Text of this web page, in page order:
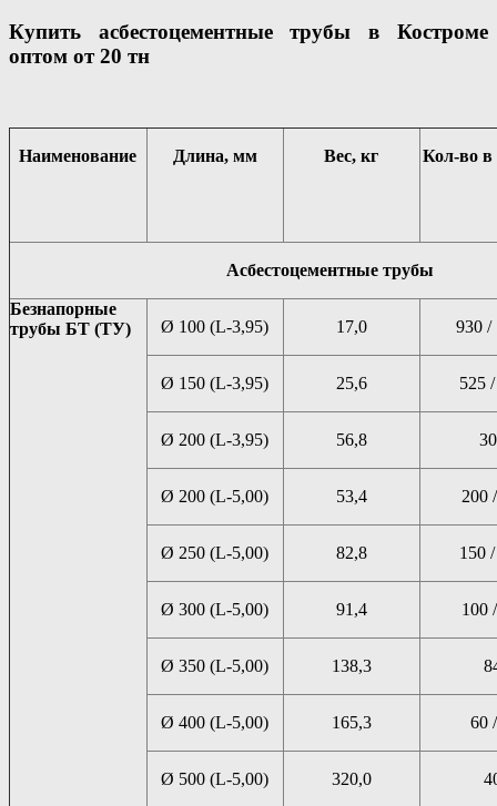
Купить асбестоцементные трубы в Костроме
оптом от 20 тн
Наименование Длина, мм Вес, кг Кол-во
Асбестоцементные трубы
Безнапорные
трубы БТ (ТУ)
Ø 100 (L-3,95) 17,0 930 /
Ø 150 (L-3,95) 25,6 525
Ø 200 (L-3,95) 56,8
Ø 200 (L-5,00) 53,4 200
Ø 250 (L-5,00) 82,8 150
Ø 300 (L-5,00) 91,4 100
Ø 350 (L-5,00) 138,3
Ø 400 (L-5,00) 165,3 60
Ø 500 (L-5,00) 320,0